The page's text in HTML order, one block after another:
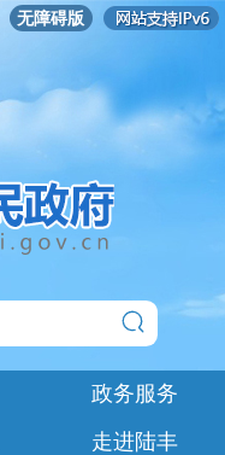
无障碍版
政务服务
走进陆丰